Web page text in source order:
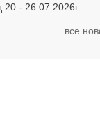
20 - 26.07.2026г
все